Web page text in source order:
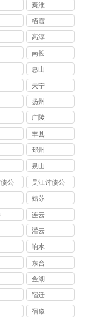
秦淮
栖霞
高淳
南长
惠山
天宁
扬州
广陵
丰县
邳州
泉山
公
吴江讨债公
司
姑苏
连云
灌云
响水
东台
金湖
宿迁
宿豫